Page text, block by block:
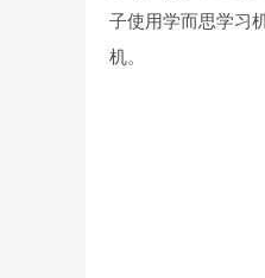
子使用学而思学习
机。